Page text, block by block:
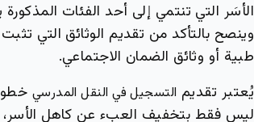
الأسَر التي تنتمي إلى أحد الفئات
وينصح بالتأكد من تقديم الوثائق التي
طبية أو وثائق الضمان الاجتماعي.
يُعتبر تقديم التسجيل في النقل المدرسي
ليس فقط بتخفيف العبء عن كاهل الأسر،